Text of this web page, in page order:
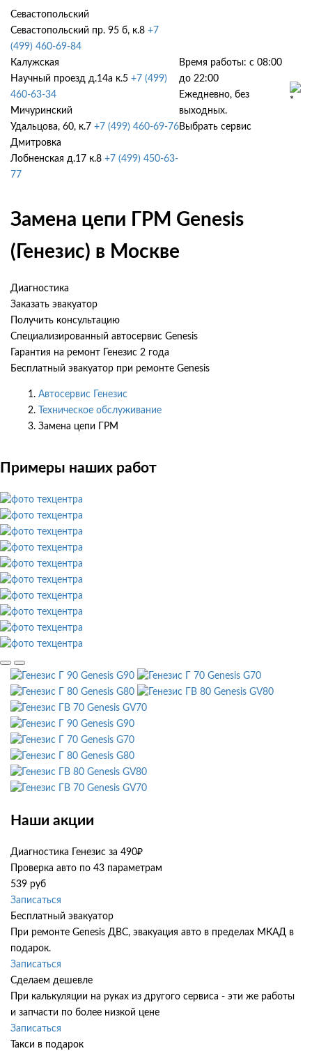
Севастопольский
Севастопольский пр. 95 б, к.8 +7
(499) 460-69-84
Калужская
Научный проезд д.14а к.5 +7 (499)
460-63-34
Мичуринский
Удальцова, 60, к.7 +7 (499) 460-69-76
Дмитровка
Лобненская д.17 к.8 +7 (499) 450-63-
77
Время работы: с 08:00
до 22:00
Ежедневно, без
выходных.
Выбрать сервис
Замена цепи ГРМ Genesis
(Генезис) в Москве
Диагностика
Заказать эвакуатор
Получить консультацию
Специализированный автосервис Genesis
Гарантия на ремонт Генезис 2 года
Бесплатный эвакуатор при ремонте Genesis
Автосервис Генезис
Техническое обслуживание
Замена цепи ГРМ
Примеры наших работ
Genesis G90
Genesis G70
Genesis G80
Genesis GV80
Genesis GV70
Genesis G90
Genesis G70
Genesis G80
Genesis GV80
Genesis GV70
Наши акции
Диагностика Генезис за 490₽
Проверка авто по 43 параметрам
539 руб
Записаться
Бесплатный эвакуатор
При ремонте Genesis ДВС, эвакуация авто в пределах МКАД в
подарок.
Записаться
Сделаем дешевле
При калькуляции на руках из другого сервиса - эти же работы
и запчасти по более низкой цене
Записаться
Такси в подарок